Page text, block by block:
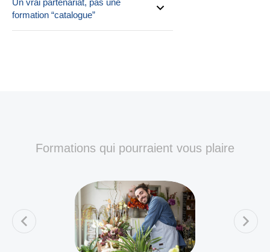
Un vrai partenariat, pas une
formation “catalogue”
Formations qui pourraient vous plaire